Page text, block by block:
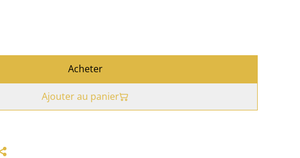
Acheter
Ajouter au panier